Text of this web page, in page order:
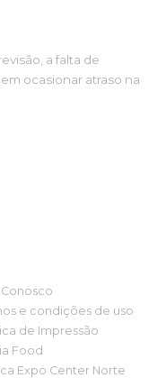
a falta de
ocasionar atraso na
e condições de uso
de Impressão
Food
Expo Center Norte